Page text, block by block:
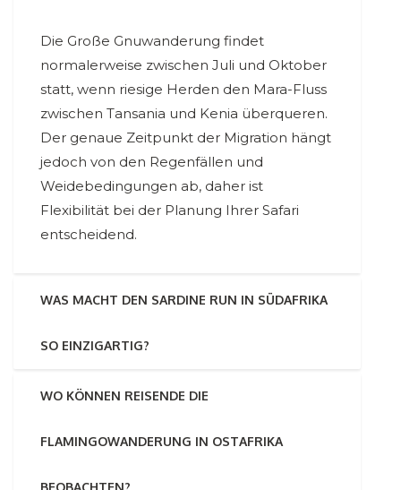
Die Große Gnuwanderung findet
normalerweise zwischen Juli und Oktober
statt, wenn riesige Herden den Mara-Fluss
zwischen Tansania und Kenia überqueren.
Der genaue Zeitpunkt der Migration hängt
jedoch von den Regenfällen und
Weidebedingungen ab, daher ist
Flexibilität bei der Planung Ihrer Safari
entscheidend.
WAS MACHT DEN SARDINE RUN IN SÜDAFRIKA
SO EINZIGARTIG?
WO KÖNNEN REISENDE DIE
FLAMINGOWANDERUNG IN OSTAFRIKA
BEOBACHTEN?